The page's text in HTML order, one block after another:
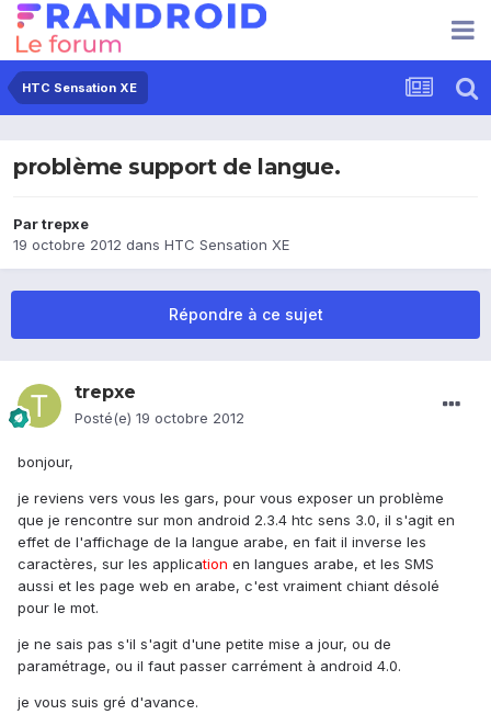
HTC Sensation XE
problème support de langue.
Partrepxe
19 octobre 2012 dans HTC Sensation XE
Répondre à ce sujet
trepxe
Posté(e) 19 octobre 2012
bonjour,
je reviens vers vous les gars, pour vous exposer un problème
que je rencontre sur mon android 2.3.4 htc sens 3.0, il s'agit en
effet de l'affichage de la langue arabe, en fait il inverse les
caractères, sur les application en langues arabe, et les SMS
aussi et les page web en arabe, c'est vraiment chiant désolé
pour le mot.
je ne sais pas s'il s'agit d'une petite mise a jour, ou de
paramétrage, ou il faut passer carrément à android 4.0.
je vous suis gré d'avance.